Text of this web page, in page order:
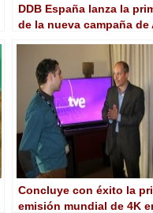
DDB España lanza la
de la nueva campaña de
Concluye con éxito la
emisión mundial de 4K